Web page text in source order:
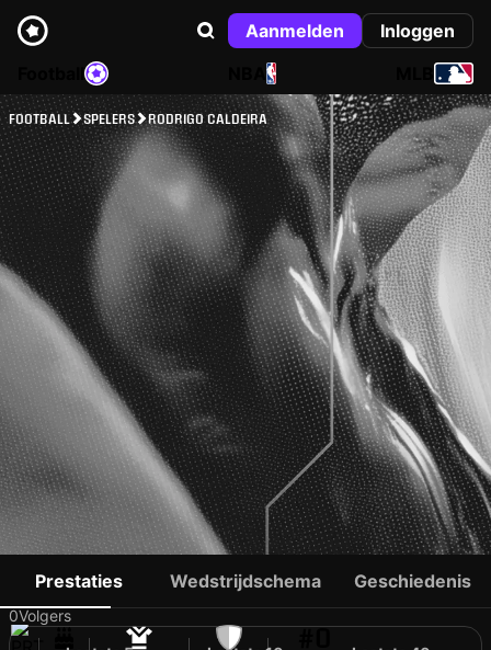
Aanmelden
Inloggen
NBA
FOOTBALL SPELERS RODRIGO CALDEIRA
RODRIGO CALDEIRA
0Volgers
Prestaties Wedstrijdschema Geschiedenis